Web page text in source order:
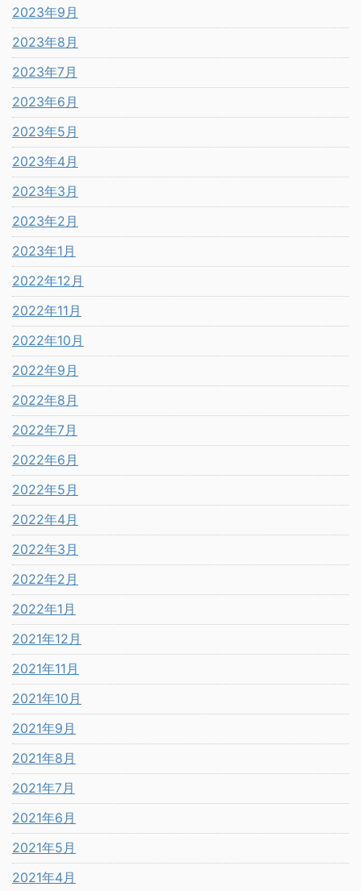
2023年9月
2023年8月
2023年7月
2023年6月
2023年5月
2023年4月
2023年3月
2023年2月
2023年1月
2022年12月
2022年11月
2022年10月
2022年9月
2022年8月
2022年7月
2022年6月
2022年5月
2022年4月
2022年3月
2022年2月
2022年1月
2021年12月
2021年11月
2021年10月
2021年9月
2021年8月
2021年7月
2021年6月
2021年5月
2021年4月